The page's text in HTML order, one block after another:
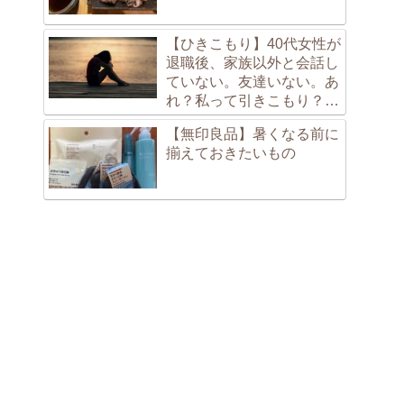
【ひきこもり】40代女性が
退職後、家族以外と会話し
ていない。友達いない。あ
れ？私って引きこもり？専
業主婦？無職？？
【無印良品】暑くなる前に
揃えておきたいもの